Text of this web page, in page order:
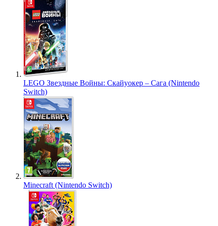
LEGO Звездные Войны: Скайуокер – Сага (Nintendo
Switch)
Minecraft (Nintendo Switch)